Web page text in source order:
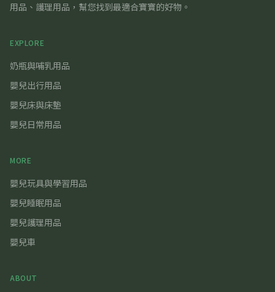
用品、護理用品，幫您找到最適合寶寶的好物。
EXPLORE
奶瓶與哺乳用品
嬰兒出行用品
嬰兒床與床墊
嬰兒日常用品
MORE
嬰兒玩具與學習用品
嬰兒睡眠用品
嬰兒護理用品
嬰兒車
ABOUT